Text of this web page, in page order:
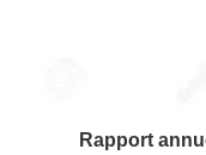
Rapport